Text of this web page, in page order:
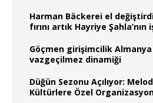
Harman Bäckerei el
fırını artık Hayriye
Göçmen girişimcilik
vazgeçilmez dinamiği
Düğün Sezonu Açılıyor:
Kültürlere Özel